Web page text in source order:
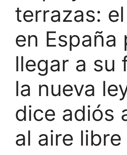
terrazas:
en España
llegar a su
la nueva
dice adiós
al aire libre